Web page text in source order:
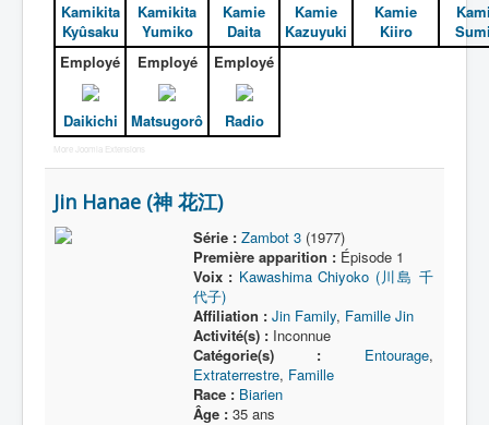
Kamikita
Kyûsaku
Kamikita
Yumiko
Kamie
Daita
Kamie
Kazuyuki
Kamie
Kiiro
Employé
Daikichi
Employé
Matsugorô
Employé
Radio
More Joomla Extensions
Jin Hanae (神 花江)
Série : Zambot 3(1977)
Première apparition :Épisode 1
Voix : Kawashima Chiyoko (川島 千
代子)
Affiliation : Jin Family, Famille Jin
Activité(s) :Inconnue
Catégorie(s) :
Entourage,
Extraterrestre, Famille
Race : Biarien
Âge :35 ans